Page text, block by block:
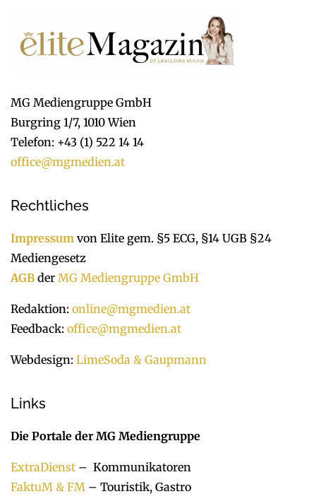
MG Mediengruppe GmbH
Burgring 1/7, 1010 Wien
Telefon: +43 (1) 522 14 14
office@mgmedien.at
Rechtliches
Impressum von Elite gem. §5 ECG, §14 UGB §24
Mediengesetz
AGB der MG Mediengruppe GmbH
Redaktion: online@mgmedien.at
Feedback: office@mgmedien.at
Webdesign: LimeSoda & Gaupmann
Links
Die Portale der MG Mediengruppe
ExtraDienst – Kommunikatoren
FaktuM & FM – Touristik, Gastro